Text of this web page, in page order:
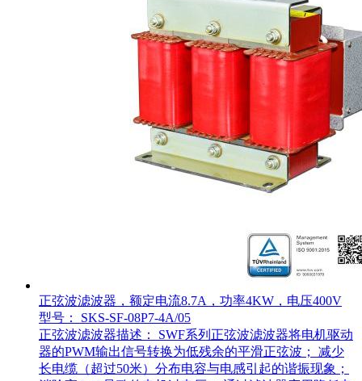
正弦波滤波器，额定电流8.7A，功率4KW，电压400V
型号： SKS-SF-08P7-4A/05
正弦波滤波器描述： SWF系列正弦波滤波器将电机驱动
器的PWM输出信号转换为低残余的平滑正弦波； 减少
长电缆（超过50米）分布电容与电感引起的谐振现象；